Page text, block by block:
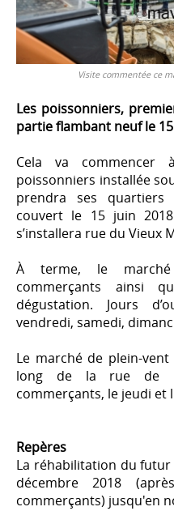
Visite commentée ce
Les poissonniers,
partie flambant neuf le
Cela va
poissonniers installée
prendra ses
couvert le 15 juin
s’installera rue du Vieux
À terme, le marché
commerçants ainsi
dégustation. Jours
vendredi, samedi,
Le marché de plein-
long de la rue de
commerçants, le jeudi et
Repères
La réhabilitation du futur
décembre 2018
commerçants) jusqu'en